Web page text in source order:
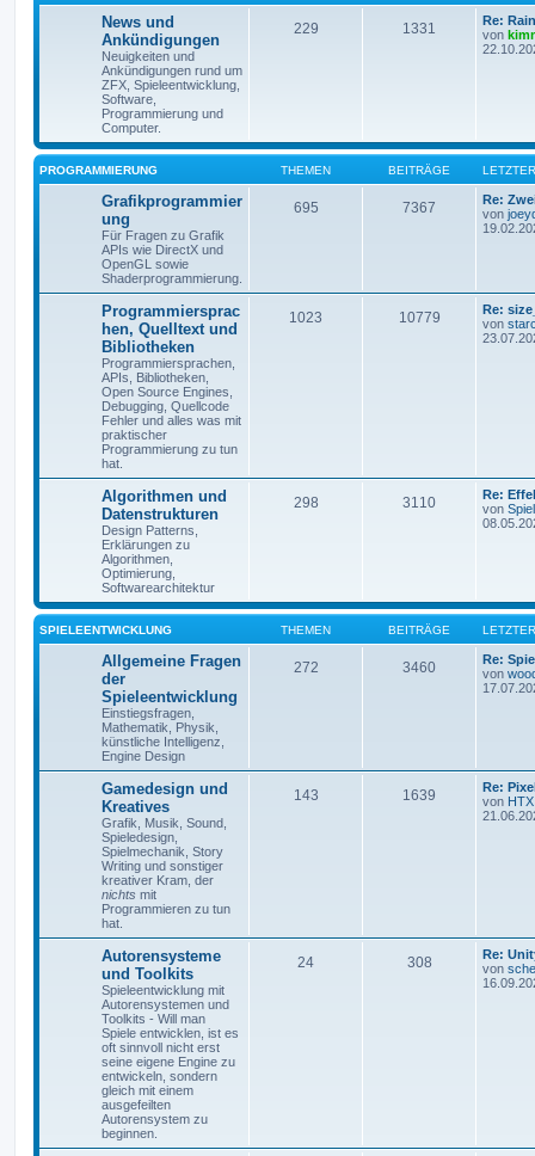
News und
Ankündigungen
Neuigkeiten und
Ankündigungen rund um
ZFX, Spieleentwicklung,
Software,
Programmierung und
Computer.
229 1331
Re:
von
PROGRAMMIERUNG THEMEN BEITRÄGE
Grafikprogrammier
ung
Für Fragen zu Grafik
APIs wie DirectX und
OpenGL sowie
Shaderprogrammierung.
695 7367
Re:
von
Programmiersprac
hen, Quelltext und
Bibliotheken
Programmiersprachen,
APIs, Bibliotheken,
Open Source Engines,
Debugging, Quellcode
Fehler und alles was mit
praktischer
Programmierung zu tun
hat.
1023 10779
Re:
von
Algorithmen und
Datenstrukturen
Design Patterns,
Erklärungen zu
Algorithmen,
Optimierung,
Softwarearchitektur
298 3110
Re:
von
SPIELEENTWICKLUNG THEMEN BEITRÄGE
Allgemeine Fragen
der
Spieleentwicklung
Einstiegsfragen,
Mathematik, Physik,
künstliche Intelligenz,
Engine Design
272 3460
Re:
von
Gamedesign und
Kreatives
Grafik, Musik, Sound,
Spieledesign,
Spielmechanik, Story
Writing und sonstiger
kreativer Kram, der
nichts mit
Programmieren zu tun
hat.
143 1639
Re:
von HTX
Autorensysteme
und Toolkits
Spieleentwicklung mit
Autorensystemen und
Toolkits - Will man
Spiele entwicklen, ist es
oft sinnvoll nicht erst
seine eigene Engine zu
entwickeln, sondern
gleich mit einem
ausgefeilten
Autorensystem zu
beginnen.
24 308
Re:
von